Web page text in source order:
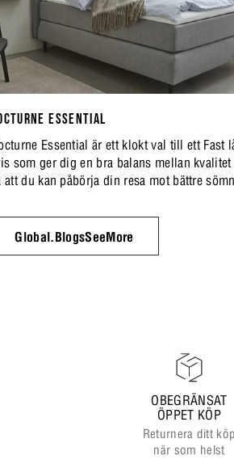
ESSENTIAL
Essential är ett klokt val till ett Fast
som ger dig en bra balans mellan
att du kan påbörja din resa mot bättre
Global.BlogsSeeMore
OBEGRÄNSAT
ÖPPET KÖP
Returnera ditt köp
när som helst